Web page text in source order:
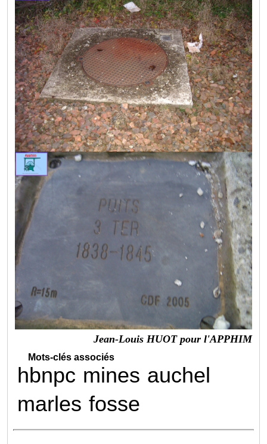
Jean-Louis HUOT pour l'APPHIM
Mots-clés associés
hbnpc mines auchel
marles fosse